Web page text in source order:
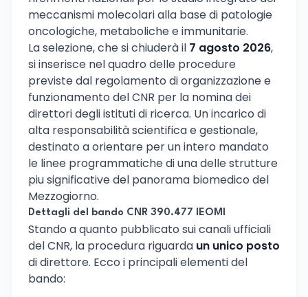
meccanismi molecolari alla base di patologie
oncologiche, metaboliche e immunitarie.
La selezione, che si chiuderà il 7 agosto 2026,
si inserisce nel quadro delle procedure
previste dal regolamento di organizzazione e
funzionamento del CNR per la nomina dei
direttori degli istituti di ricerca. Un incarico di
alta responsabilità scientifica e gestionale,
destinato a orientare per un intero mandato
le linee programmatiche di una delle strutture
piu significative del panorama biomedico del
Mezzogiorno.
Dettagli del bando CNR 390.477 IEOMI
Stando a quanto pubblicato sui canali ufficiali
del CNR, la procedura riguarda un unico posto
di direttore. Ecco i principali elementi del
bando: